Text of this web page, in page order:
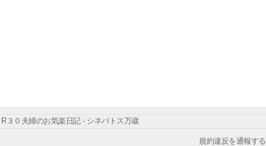
R３０夫婦のお気楽日記 - シネパトス万歳
規約違反を通報する